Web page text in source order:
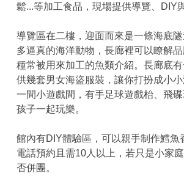
鬆...等加工食品，現場提供導覽、DIY
導覽區在二樓，迎面而來是一條海底
多逼真的海洋動物，長廊裡可以瞭解
種常被用來加工的魚類介紹。長廊底
供幾套男女海盜服裝，讓你打扮成小
一間小遊戲間，有手足球遊戲枱、飛
孩子一起玩樂。
館內有DIY體驗區，可以親手制作鱈魚
電話預約且需10人以上，若只是小家
否併團。